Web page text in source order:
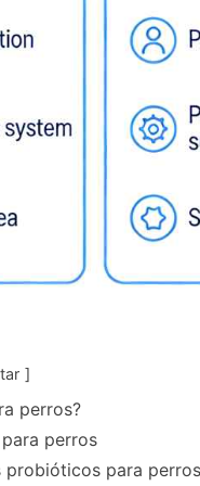
perros?
perros
probióticos para perros